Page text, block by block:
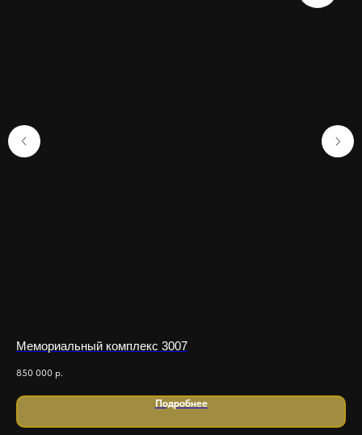
Мемориальный комплекс 3007
850 000 р.
Подробнее